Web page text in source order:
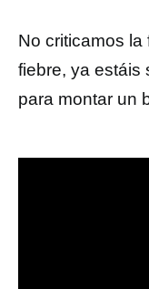
No criticamos la
fiebre, ya estáis
para montar un